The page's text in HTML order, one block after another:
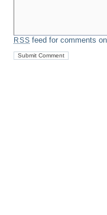
RSS feed for comments